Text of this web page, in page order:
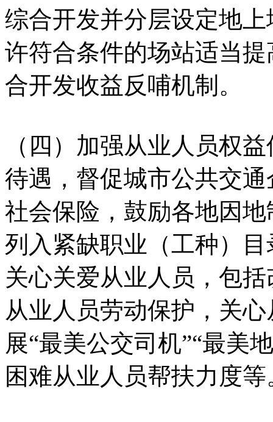
综合开发并分层设定地
许符合条件的场站适当
合开发收益反哺机制。
（四）加强从业人员权
待遇，督促城市公共交
社会保险，鼓励各地因
列入紧缺职业（工种）
关心关爱从业人员，包
从业人员劳动保护，关
展“最美公交司机”“最美
困难从业人员帮扶力度等